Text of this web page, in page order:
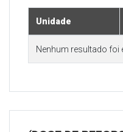
Unidade
Nenhum resultado foi